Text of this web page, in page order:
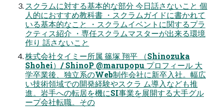
スクラムに対する基本的な部分 今日話さないこと 個
人的におすすめ教科書 ・スクラムガイドに書かれて
いる基本的なこと ・スクラムイベントに関するプラ
クティス紹介 ・専任スクラムマスターが出来る環境
作り 話さないこと
株式会社タイミー所属 篠塚 翔平 （Shinozuka
Shohei）/ ShinoP @marupopu プロフィール 大
学卒業後、独立系のWeb制作会社に新卒入社。幅広
い技術領域での開発経験やスクラ ム導入なども推
進。岩手への転居を機にSI事業を展開する大手グル
ープ会社転職。その